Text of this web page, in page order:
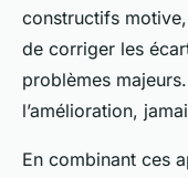
constructifs
de corriger les
problèmes
l’amélioration,
En combinant ces